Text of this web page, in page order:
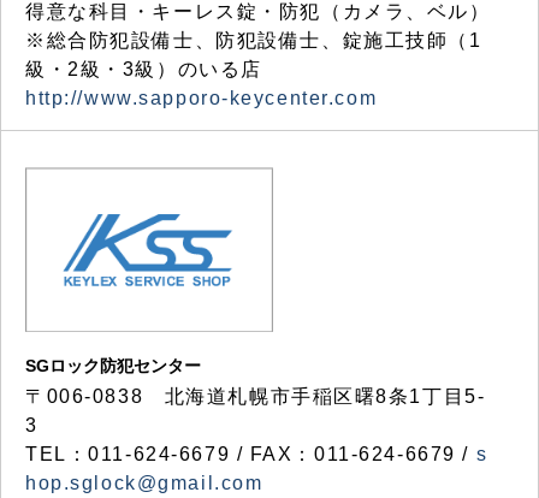
得意な科目・キーレス錠・防犯（カメラ、ベル）
※総合防犯設備士、防犯設備士、錠施工技師（1
級・2級・3級）のいる店
http://www.sapporo-keycenter.com
SGロック防犯センター
〒006-0838 北海道札幌市手稲区曙8条1丁目5-
3
TEL：011-624-6679 / FAX：011-624-6679 / s
hop.sglock@gmail.com